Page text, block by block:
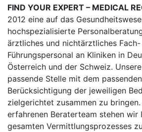
FIND YOUR EXPERT – MEDICAL
2012 eine auf das
hochspezialisierte
ärztliches und nichtärztliches Fach-
Führungspersonal an Kliniken in
Österreich und der Schweiz.
passende Stelle mit dem
Berücksichtigung der jeweiligen
zielgerichtet zusammen zu
erfahrenen Beraterteam stehen wir
gesamten Vermittlungsprozesses